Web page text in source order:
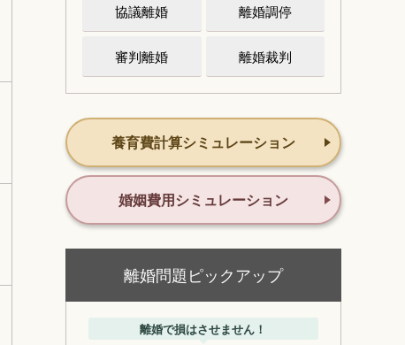
協議離婚 離婚調停
審判離婚 離婚裁判
養育費計算シミュレーション
婚姻費用シミュレーション
離婚問題ピックアップ
離婚で損はさせません！